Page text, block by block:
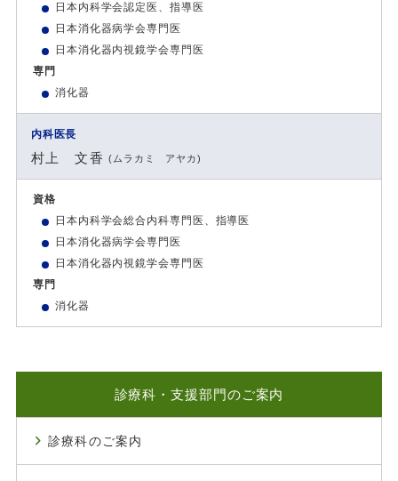
日本内科学会認定医、指導医
日本消化器病学会専門医
日本消化器内視鏡学会専門医
専門
消化器
内科医長
村上 文香 (ムラカミ アヤカ)
資格
日本内科学会総合内科専門医、指導医
日本消化器病学会専門医
日本消化器内視鏡学会専門医
専門
消化器
診療科・支援部門のご案内
診療科のご案内